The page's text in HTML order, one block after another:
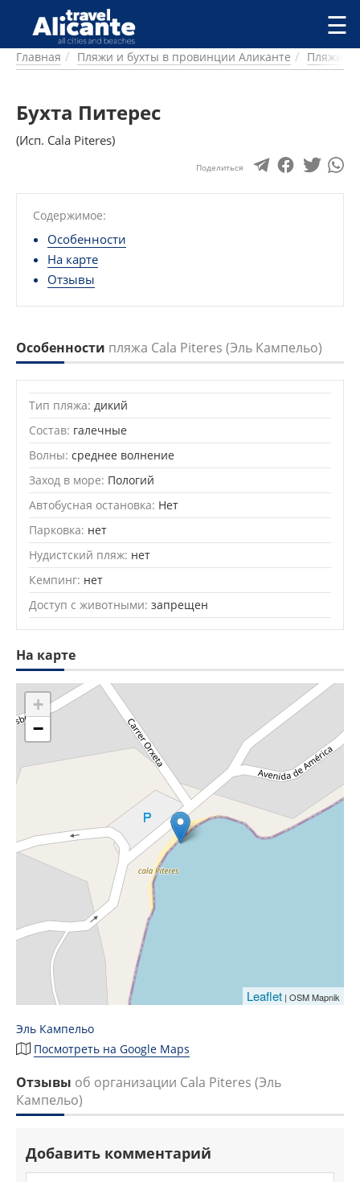
Перейти к основному содержанию
ГОРОДА
ПИТАНИЕ
ПРОЖИВАНИЕ
ПЛЯЖИ
ДОСТОПРИМЕЧАТЕЛЬНОСТИ
КЕМПИНГ
КОМАРКИ (РАЙОНЫ)
ПРЕДЛОЖЕНИЯ
СТАТЬИ
УСЛУГИ
☰
Главная Пляжи и бухты в провинции Аликанте Пляжи и
Бухта Питерес
(Исп. Cala Piteres)
Поделиться
Содержимое:
Особенности
На карте
Отзывы
Особенности пляжа Cala Piteres (Эль Кампельо)
Тип пляжа: дикий
Состав: галечные
Волны: среднее волнение
Заход в море: Пологий
Автобусная остановка: Нет
Парковка: нет
Нудистский пляж: нет
Кемпинг: нет
Доступ с животными: запрещен
На карте
+
−
Leaflet | OSM Mapnik
Эль Кампельо
Посмотреть на Google Maps
Отзывы об организации Cala Piteres (Эль
Кампельо)
Добавить комментарий